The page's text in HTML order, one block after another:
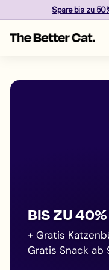
zum
Inhalt
Sparebis zu
T
B
BIS ZU
+ Gratis
Gratis Snack ab